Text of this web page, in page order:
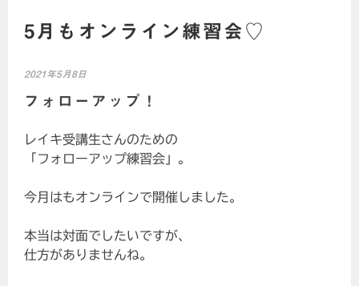
5月もオンライン練習会♡
2021年5月8日
フォローアップ！
レイキ受講生さんのための
「フォローアップ練習会」。
今月はもオンラインで開催しました。
本当は対面でしたいですが、
仕方がありませんね。